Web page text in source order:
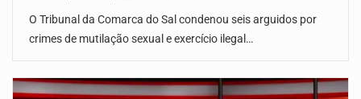
O Tribunal da Comarca do Sal condenou seis arguidos por
crimes de mutilação sexual e exercício ilegal…